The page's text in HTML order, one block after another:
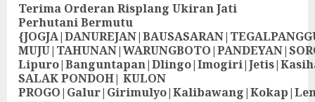
Terima Orderan Risplang Ukiran Jati
Perhutani Bermutu
SALAK PONDOH| KULON